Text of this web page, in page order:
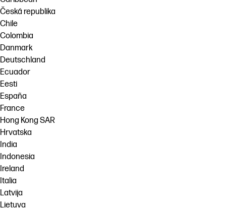
Česká republika
Chile
Colombia
Danmark
Deutschland
Ecuador
Eesti
España
France
Hong Kong SAR
Hrvatska
India
Indonesia
Ireland
Italia
Latvija
Lietuva